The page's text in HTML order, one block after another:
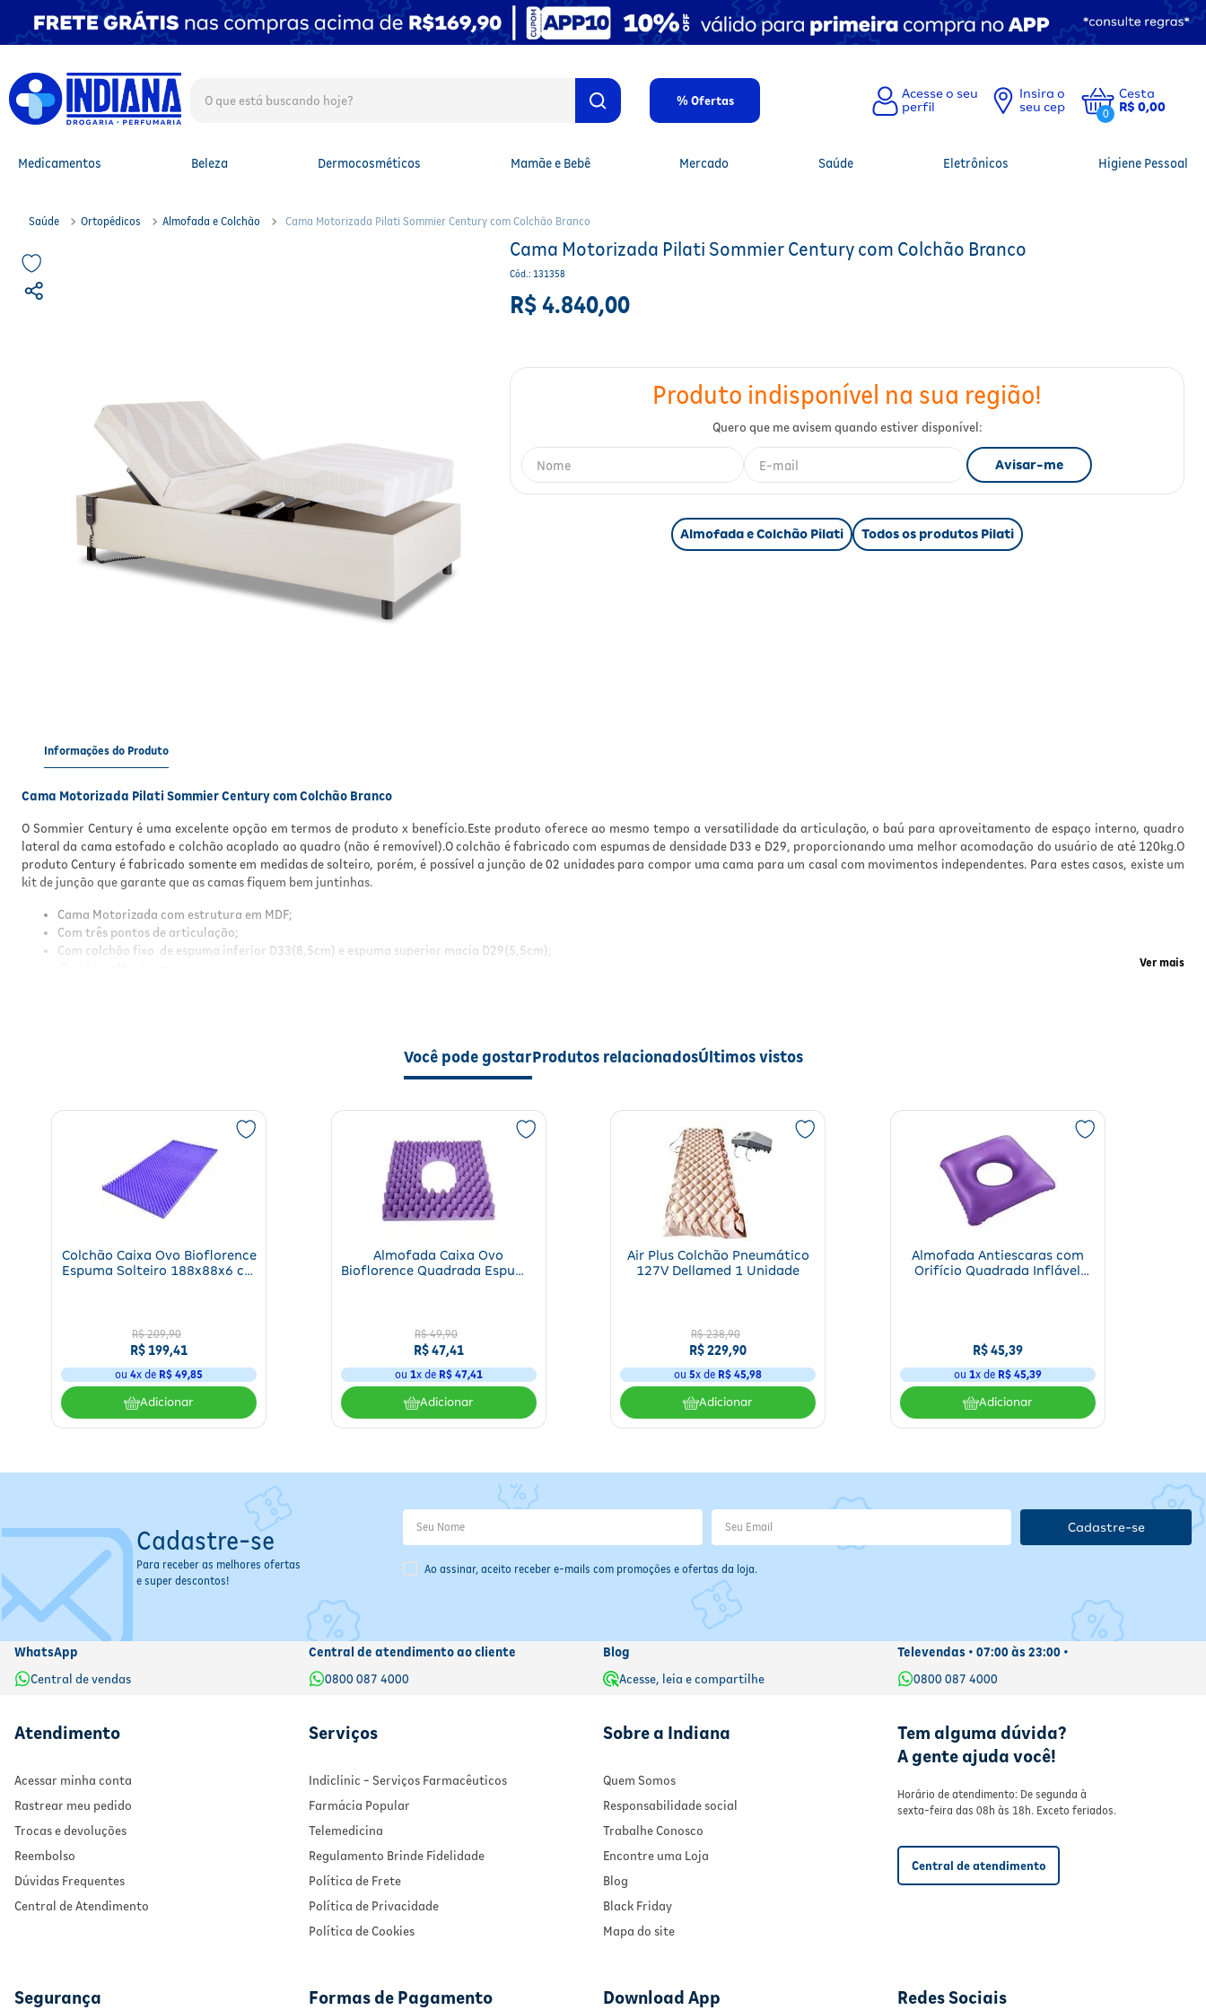
% Ofertas
Insira o
seu cep
0
Cesta
R$ 0,00
Medicamentos Beleza Dermocosméticos Mamãe e Bebê Mercado Saúde Eletrônicos Higiene Pessoal
Saúde Ortopédicos Almofada e Colchão Cama Motorizada Pilati Sommier Century com Colchão Branco
Cama Motorizada Pilati Sommier Century com Colchão Branco
Cód.:131358
R$ 4.840,00
Almofada e Colchão Pilati Todos os produtos Pilati
Informações do Produto
Cama Motorizada Pilati Sommier Century com Colchão Branco
O Sommier Century é uma excelente opção em termos de produto x benefício.Este produto oferece ao mesmo tempo a versatilidade da articulação, o baú para aproveitamento de espaço interno, quadro
lateral da cama estofado e colchão acoplado ao quadro (não é removível).O colchão é fabricado com espumas de densidade D33 e D29, proporcionando uma melhor acomodação do usuário de até 120kg.O
produto Century é fabricado somente em medidas de solteiro, porém, é possível a junção de 02 unidades para compor uma cama para um casal com movimentos independentes. Para estes casos, existe um
kit de junção que garante que as camas fiquem bem juntinhas.
Cama Motorizada com estrutura em MDF;
Com três pontos de articulação;
Com colchão fixo de espuma inferior D33(8,5cm) e espuma superior macia D29(5,5cm);
90x200x56cm
Ver mais
Você pode gostarProdutos relacionadosÚltimos vistos
Colchão Caixa Ovo Bioflorence
Espuma Solteiro 188x88x6 cm
R$ 209,90
R$199,41
ou 4x de R$ 49,85
Adicionar
Almofada Caixa Ovo
Bioflorence Quadrada Espuma
R$ 49,90
R$ 47,41
ou 1x de R$ 47,41
Adicionar
Air Plus Colchão Pneumático
127V Dellamed 1 Unidade
R$ 238,90
R$229,90
ou 5x de R$ 45,98
Adicionar
Almofada Antiescaras com
Orifício Quadrada Inflável
R$ 45,39
ou 1x de R$ 45,39
Adicionar
Cadastre-se
Para receber as melhores ofertas
e super descontos!
Ao assinar, aceito receber e-mails com promoções e ofertas da loja.
Cadastre-se
WhatsApp
Central de vendas
Central de atendimento ao cliente
0800 087 4000
Blog
Acesse, leia e compartilhe
Televendas • 07:00 às 23:00 •
0800 087 4000
Atendimento
Acessar minha conta
Rastrear meu pedido
Trocas e devoluções
Reembolso
Dúvidas Frequentes
Central de Atendimento
Serviços
Indiclinic - Serviços Farmacêuticos
Farmácia Popular
Telemedicina
Regulamento Brinde Fidelidade
Política de Frete
Política de Privacidade
Política de Cookies
Sobre a Indiana
Quem Somos
Responsabilidade social
Trabalhe Conosco
Encontre uma Loja
Blog
Black Friday
Mapa do site
Tem alguma dúvida?
A gente ajuda você!
Horário de atendimento: De segunda à
sexta-feira das 08h às 18h. Exceto feriados.
Central de atendimento
Segurança Formas de Pagamento Download App Redes Sociais
TERMOS MAIS BUSCADOS
1º
fralda
protetor solar facial